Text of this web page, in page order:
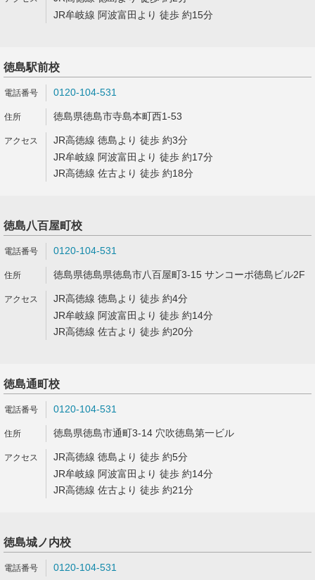
JR牟岐線 阿波富田より 徒歩 約15分
徳島駅前校
0120-104-531
徳島県徳島市寺島本町西1-53
JR高徳線 徳島より 徒歩 約3分
JR牟岐線 阿波富田より 徒歩 約17分
JR高徳線 佐古より 徒歩 約18分
徳島八百屋町校
0120-104-531
徳島県徳島県徳島市八百屋町3-15 サンコーポ徳島ビル2F
JR高徳線 徳島より 徒歩 約4分
JR牟岐線 阿波富田より 徒歩 約14分
JR高徳線 佐古より 徒歩 約20分
徳島通町校
0120-104-531
徳島県徳島市通町3-14 穴吹徳島第一ビル
JR高徳線 徳島より 徒歩 約5分
JR牟岐線 阿波富田より 徒歩 約14分
JR高徳線 佐古より 徒歩 約21分
徳島城ノ内校
0120-104-531